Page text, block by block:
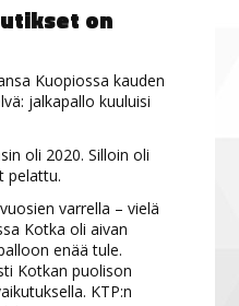
on
Kuopiossa kauden
jalkapallo kuuluisi
oli 2020. Silloin oli
pelattu.
varrella – vielä
Kotka oli aivan
enää tule.
Kotkan puolison
KTP:n